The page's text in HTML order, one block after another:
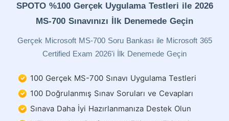
SPOTO %100 Gerçek Uygulama Testleri ile 2026
MS-700 Sınavınızı İlk Denemede Geçin
Gerçek Microsoft MS-700 Soru Bankası ile Microsoft 365
Certified Exam 2026'i İlk Denemede Geçin
100 Gerçek MS-700 Sınavı Uygulama Testleri
100 Doğrulanmış Sınav Soruları ve Cevapları
Sınava Daha İyi Hazırlanmanıza Destek Olun